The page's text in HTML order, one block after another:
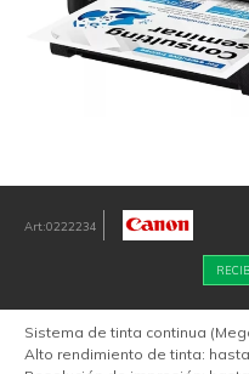
0222234
Sistema de tinta continua
Alto rendimiento de tinta: